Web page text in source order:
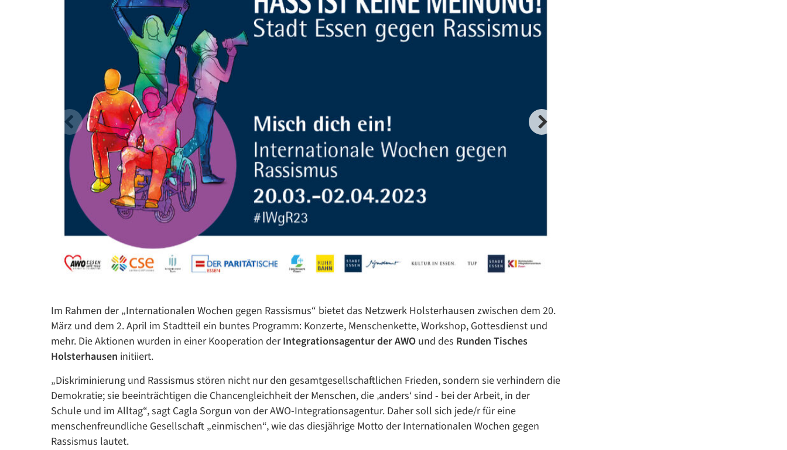
Im Rahmen der „Internationalen Wochen gegen Rassismus“ bietet das Netzwerk Holsterhausen zwischen dem 20.
März und dem 2. April im Stadtteil ein buntes Programm: Konzerte, Menschenkette, Workshop, Gottesdienst und
mehr. Die Aktionen wurden in einer Kooperation derIntegrationsagentur der AWO und des Runden Tisches
Holsterhausen initiiert.
„Diskriminierung und Rassismus stören nicht nur den gesamtgesellschaftlichen Frieden, sondern sie verhindern die
Demokratie; sie beeinträchtigen die Chancengleichheit der Menschen, die ‚anders‘ sind - bei der Arbeit, in der
Schule und im Alltag“, sagt Cagla Sorgun von der AWO-Integrationsagentur. Daher soll sich jede/r für eine
menschenfreundliche Gesellschaft „einmischen“, wie das diesjährige Motto der Internationalen Wochen gegen
Rassismus lautet.
Datenschutzerklärung
Datenschutzerklärung